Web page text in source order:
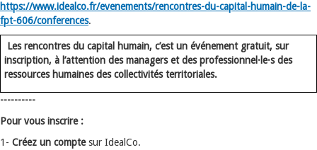
https://www.idealco.fr/evenements/rencontres-du-capital-humain-de-la-
fpt-606/conferences.
Les rencontres du capital humain, c’est un événement gratuit, sur
inscription, à l’attention des managers et des professionnel·le·s des
ressources humaines des collectivités territoriales.
----------
Pour vous inscrire :
1- Créez un comptesur IdealCo.